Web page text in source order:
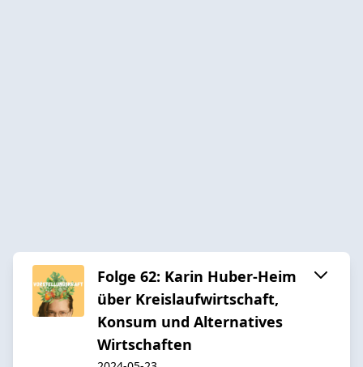
Folge 62: Karin Huber-Heim
über Kreislaufwirtschaft,
Konsum und Alternatives
Wirtschaften